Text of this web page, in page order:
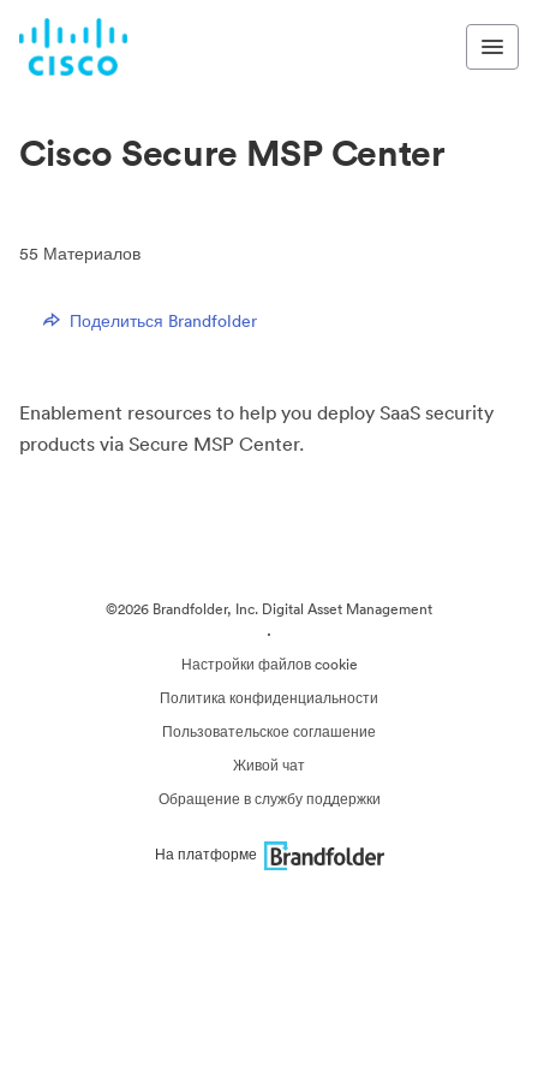
Cisco Secure MSP Center
55 Материалов
Поделиться Brandfolder
Enablement resources to help you deploy SaaS security
products via Secure MSP Center.
©2026 Brandfolder, Inc. Digital Asset Management
·
Настройки файлов cookie
Политика конфиденциальности
Пользовательское соглашение
Живой чат
Обращение в службу поддержки
На платформе